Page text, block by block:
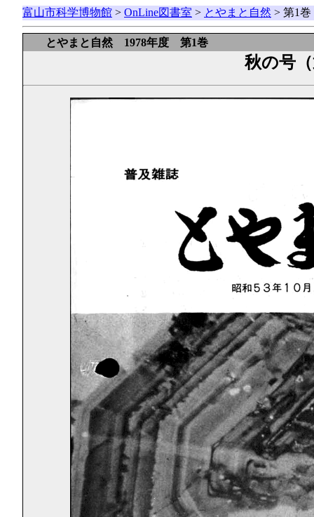
富山市科学博物館 > OnLine図書室 > とやまと自然 > 第1
とやまと自然 1978年度 第1巻
秋の号